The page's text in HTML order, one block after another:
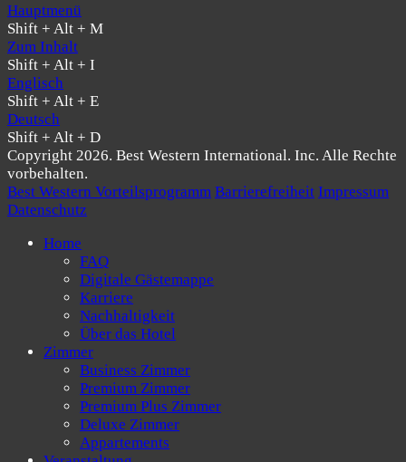
Hauptmenü
Shift + Alt + M
Zum Inhalt
Shift + Alt + I
Englisch
Shift + Alt + E
Deutsch
Shift + Alt + D
Copyright 2026. Best Western International. Inc. Alle Rechte
vorbehalten.
Best Western Vorteilsprogramm Barrierefreiheit Impressum
Datenschutz
Home
FAQ
Digitale Gästemappe
Karriere
Nachhaltigkeit
Über das Hotel
Zimmer
Business Zimmer
Premium Zimmer
Premium Plus Zimmer
Deluxe Zimmer
Appartements